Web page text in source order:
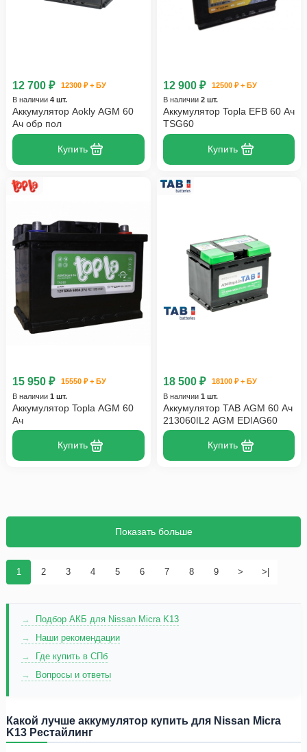
12 700 ₽
12300 ₽ + БУ
В наличии 4 шт.
Аккумулятор Aokly AGM 60
Ач обр пол
Купить
12 900 ₽
12500 ₽ + БУ
В наличии 2 шт.
Аккумулятор Topla EFB 60 Ач
TSG60
Купить
15 950 ₽
15550 ₽ + БУ
В наличии 1 шт.
Аккумулятор Topla AGM 60
Ач
Купить
18 500 ₽
18100 ₽ + БУ
В наличии 1 шт.
Аккумулятор TAB AGM 60 Ач
213060|L2 AGM ED|AG60
Купить
1 2 3 4 5 6 7 8 9 > >|
Показать больше
Подбор АКБ для Nissan Micra K13
Наши рекомендации
Где купить в СПб
Вопросы и ответы
Какой лучше аккумулятор купить для Nissan Micra
K13 Рестайлинг